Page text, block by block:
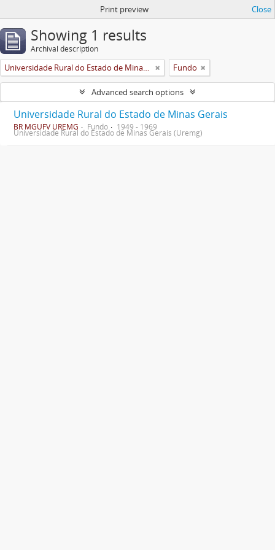
Print preview Close
Showing 1 results
Archival description
Universidade Rural do Estado de Minas Gerais (Uremg) Fundo
Advanced search options
Universidade Rural do Estado de Minas Gerais
BR MGUFV UREMG Fundo 1949 - 1969
Universidade Rural do Estado de Minas Gerais (Uremg)